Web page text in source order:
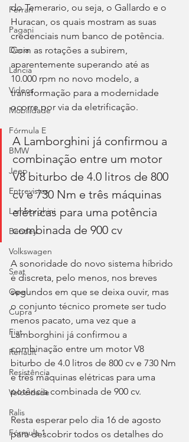
Ferrari
Pagani
Dacia
Lancia
Videos
Mobilidade
Fórmula E
BMW
Jeep
Entrevistas
Lamborghini
Bentley
Volkswagen
Seat
Opel
Cupra
Fiat
Renault
Resistência
Velocidade
Ralis
Fórmula 1
do Temerario, ou seja, o Gallardo e o
Huracan, os quais mostram as suas
credenciais num banco de potência.
Com as rotações a subirem,
aparentemente superando até as
10.000 rpm no novo modelo, a
transformação para a modernidade
ocorre por via da eletrificação.
A Lamborghini já confirmou a
combinação entre um motor
V8 biturbo de 4.0 litros de 800
cv e 730 Nm e três máquinas
elétricas para uma potência
combinada de 900 cv
A sonoridade do novo sistema híbrido
é discreta, pelo menos, nos breves
segundos em que se deixa ouvir, mas
o conjunto técnico promete ser tudo
menos pacato, uma vez que a
Lamborghini já confirmou a
combinação entre um motor V8
biturbo de 4.0 litros de 800 cv e 730 Nm
e três máquinas elétricas para uma
potência combinada de 900 cv.
Resta esperar pelo dia 16 de agosto
para descobrir todos os detalhes do